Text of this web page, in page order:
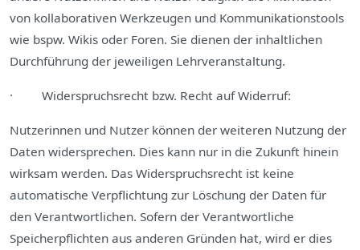
von kollaborativen Werkzeugen und Kommunikationstools
wie bspw. Wikis oder Foren. Sie dienen der inhaltlichen
Durchführung der jeweiligen Lehrveranstaltung.
· Widerspruchsrecht bzw. Recht auf Widerruf:
Nutzerinnen und Nutzer können der weiteren Nutzung der
Daten widersprechen. Dies kann nur in die Zukunft hinein
wirksam werden. Das Widerspruchsrecht ist keine
automatische Verpflichtung zur Löschung der Daten für
den Verantwortlichen. Sofern der Verantwortliche
Speicherpflichten aus anderen Gründen hat, wird er dies